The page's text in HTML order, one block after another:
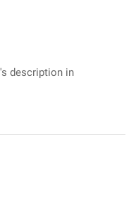
description in